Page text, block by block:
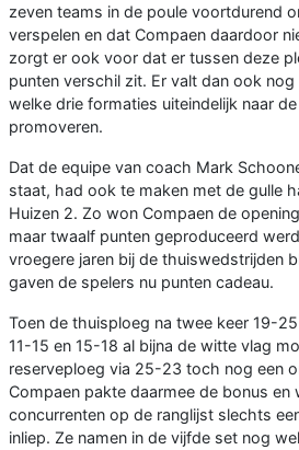
zeven teams in de poule voortdurend
verspelen en dat Compaen daardoor
zorgt er ook voor dat er tussen deze
punten verschil zit. Er valt dan ook
welke drie formaties uiteindelijk naar
promoveren.
Dat de equipe van coach Mark
staat, had ook te maken met de gulle
Huizen 2. Zo won Compaen de
maar twaalf punten geproduceerd
vroegere jaren bij de thuiswedstrijden
gaven de spelers nu punten cadeau.
Toen de thuisploeg na twee keer 19-
11-15 en 15-18 al bijna de witte vlag
reserveploeg via 25-23 toch nog een
Compaen pakte daarmee de bonus en
concurrenten op de ranglijst slechts
inliep. Ze namen in de vijfde set nog